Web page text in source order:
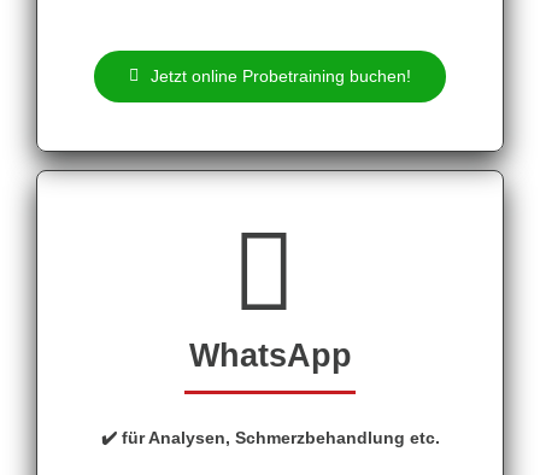
Jetzt online Probetraining buchen!
WhatsApp
✔️ für Analysen, Schmerzbehandlung etc.